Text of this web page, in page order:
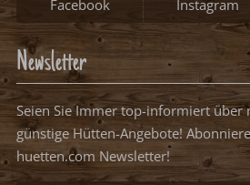
10 12 13 14
17 18
24 25 26 27 28
31
Bitte wählen Sie Ihren Anreisetag.